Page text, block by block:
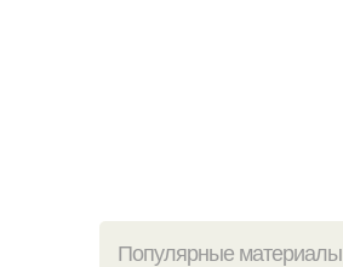
Популярные материалы